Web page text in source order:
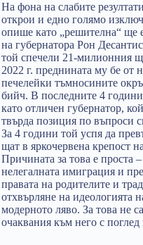
На фона на слабите
открои и едно голямо
опише като „решителна“ ще
на губернатора Рон
той спечели 21-милионния
2022 г. преднината му бе от
печелейки тъмносините
бийч. В последните 4
като отличен губернатор,
твърда позиция по въпроси
За 4 години той успя да
щат в яркочервена крепост
Причината за това е проста
нелегалната имиграция и
правата на родителите и
отхвърляне на идеологията
модерното ляво. За това не
очаквания към него с поглед